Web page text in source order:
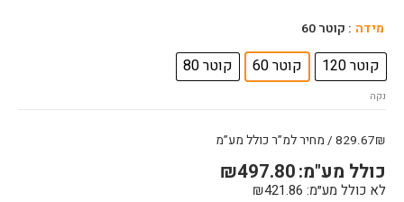
ניתן להתקין גם אנכית.
מידה : קוטר 60
קוטר 120 קוטר 60 קוטר 80
נקה
829.67₪ / מחיר למ”ר כולל מע”מ
₪497.80כולל מע"מ:
לא כולל מע״מ: ₪421.86
כמות
תקרת
פיברה
אדוונס
CLOUD